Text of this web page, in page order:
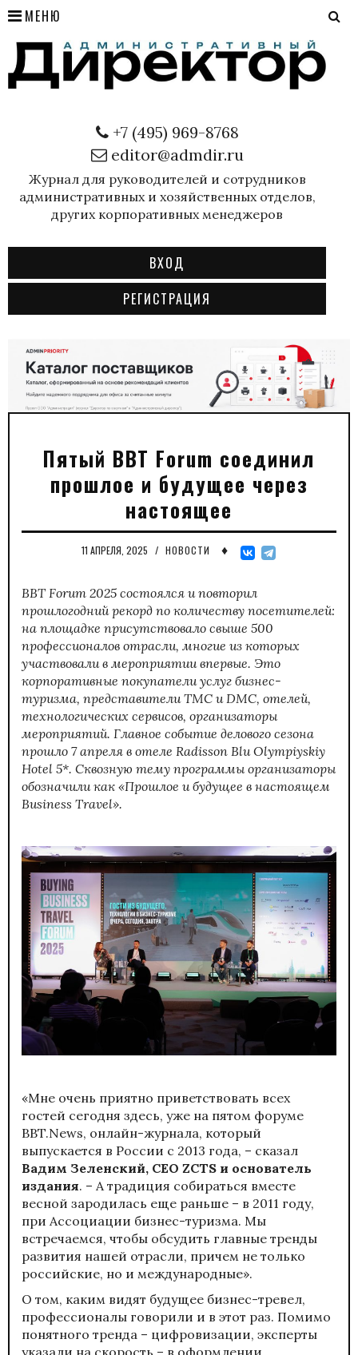
МЕНЮ
+7 (495) 969-8768
editor@admdir.ru
Журнал для руководителей и сотрудников
административных и хозяйственных отделов,
других корпоративных менеджеров
ВХОД
РЕГИСТРАЦИЯ
Пятый BBT Forum соединил
прошлое и будущее через
настоящее
11 АПРЕЛЯ, 2025 / НОВОСТИ ♦
BBT Forum 2025 состоялся и повторил
прошлогодний рекорд по количеству посетителей:
на площадке присутствовало свыше 500
профессионалов отрасли, многие из которых
участвовали в мероприятии впервые. Это
корпоративные покупатели услуг бизнес-
туризма, представители TMC и DMC, отелей,
технологических сервисов, организаторы
мероприятий. Главное событие делового сезона
прошло 7 апреля в отеле Radisson Blu Olympiyskiy
Hotel 5*. Сквозную тему программы организаторы
обозначили как «Прошлое и будущее в настоящем
Business Travel».
«Мне очень приятно приветствовать всех
гостей сегодня здесь, уже на пятом форуме
BBT.News, онлайн-журнала, который
выпускается в России с 2013 года, – сказал
Вадим Зеленский, CEO ZCTS и основатель
издания. – А традиция собираться вместе
весной зародилась еще раньше – в 2011 году,
при Ассоциации бизнес-туризма. Мы
встречаемся, чтобы обсудить главные тренды
развития нашей отрасли, причем не только
российские, но и международные».
О том, каким видят будущее бизнес-тревел,
профессионалы говорили и в этот раз. Помимо
понятного тренда – цифровизации, эксперты